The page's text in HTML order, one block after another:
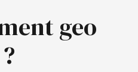
geo
?